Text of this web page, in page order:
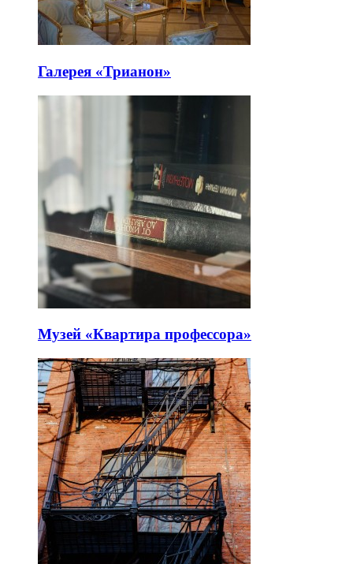
Галерея «Трианон»
Музей «Квартира профессора»